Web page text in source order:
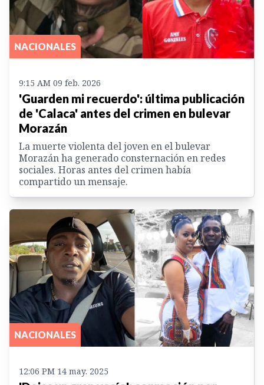
NACIONALES
9:15 AM 09 feb. 2026
'Guarden mi recuerdo': última publicación
de 'Calaca' antes del crimen en bulevar
Morazán
La muerte violenta del joven en el bulevar
Morazán ha generado consternación en redes
sociales. Horas antes del crimen había
compartido un mensaje.
NACIONALES
12:06 PM 14 may. 2025